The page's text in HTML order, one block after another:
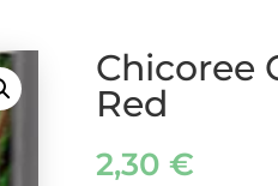
Chicoree
Red
2,30 €